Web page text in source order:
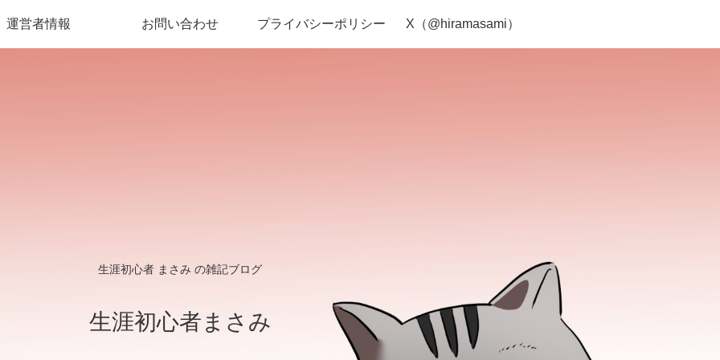
生涯初心者 まさみ の雑記ブログ
生涯初心者まさみ
運営者情報 お問い合わせ プライバシーポリシー X（@hiramasami）